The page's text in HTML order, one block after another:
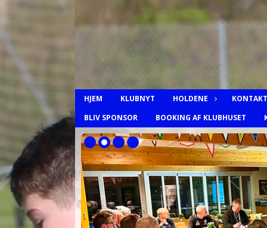
HJEM KLUBNYT HOLDENE
BLIV SPONSOR
BOOKING AF KLUBHUSET